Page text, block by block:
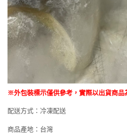
※外包裝標示僅供參考，實際以出貨商品
配送方式：冷凍配送
商品產地：台灣